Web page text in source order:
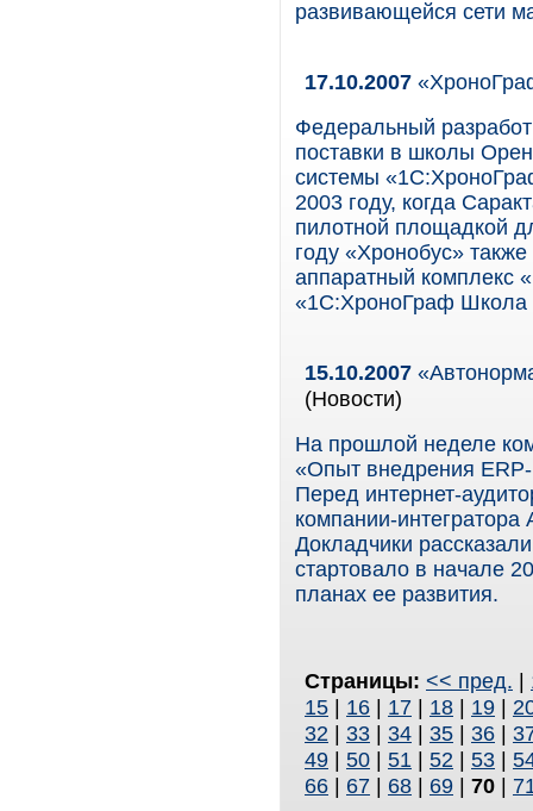
развивающейся сети
17.10.2007
Федеральный
поставки в школы
системы
2003 году, когда
пилотной площадкой
году «Хронобус»
аппаратный комплекс
«1С:ХроноГраф
15.10.2007
(Новости)
На прошлой неделе
«Опыт внедрения
Перед интернет-
компании-
Докладчики
стартовало в начале
планах ее развития.
Страницы: << пред. |
15 | 16 | 17 | 18 | 19 |
32 | 33 | 34 | 35 | 36 |
49 | 50 | 51 | 52 | 53 |
66 | 67 | 68 | 69 | 70 |